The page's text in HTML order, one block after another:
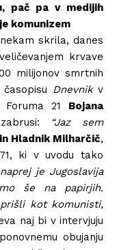
pač pa v medijih
komunizem
skrila, danes
krvave
milijonov smrtnih
Dnevnikv
21 Bojana
“Jaz sem
Hladnik Milharčič,
ki v uvodu tako
je Jugoslavija
še na papirjih.
kot komunisti,
naj bi v intervjuju
obujanju